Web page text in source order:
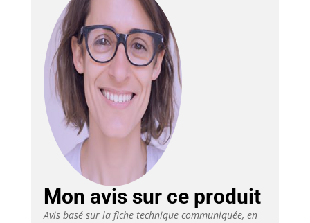
Mon avis sur ce produit
Avis basé sur la fiche technique communiquée, en